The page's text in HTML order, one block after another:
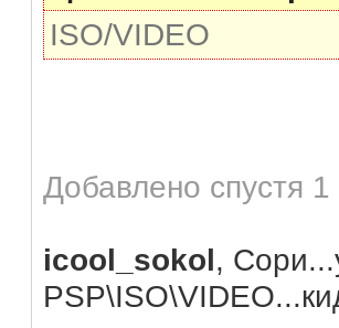
ISO/VIDEO
Добавлено спустя
icool_sokol,